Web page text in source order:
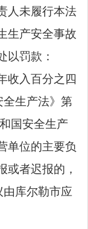
人未履行本法
生产安全事故
以罚款：
收入百分之四
生产法》第
国安全生产
单位的主要负
或者迟报的，
库尔勒市应